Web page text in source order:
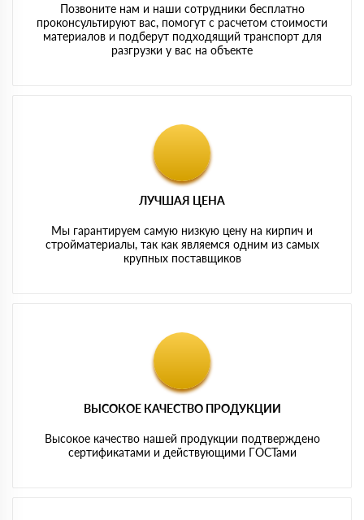
Позвоните нам и наши сотрудники бесплатно
проконсультируют вас, помогут с расчетом стоимости
материалов и подберут подходящий транспорт для
разгрузки у вас на объекте
ЛУЧШАЯ ЦЕНА
Мы гарантируем самую низкую цену на кирпич и
стройматериалы, так как являемся одним из самых
крупных поставщиков
ВЫСОКОЕ КАЧЕСТВО ПРОДУКЦИИ
Высокое качество нашей продукции подтверждено
сертификатами и действующими ГОСТами